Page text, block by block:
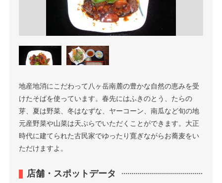
地産地消にこだわって八ヶ岳南麓の豊かな自然の恵みを受
けたそばを使っています。春先にはふきのとう、たらの
芽、夏は野菜、冬はなずな、ヤーコーン、南瓜など旬の地
元産野菜や山菜は天ぷらでいただくことができます。大正
時代に建てられた古民家でゆったり寛ぎながらお蕎麦をい
ただけますよ。
店舗・スポットデータ